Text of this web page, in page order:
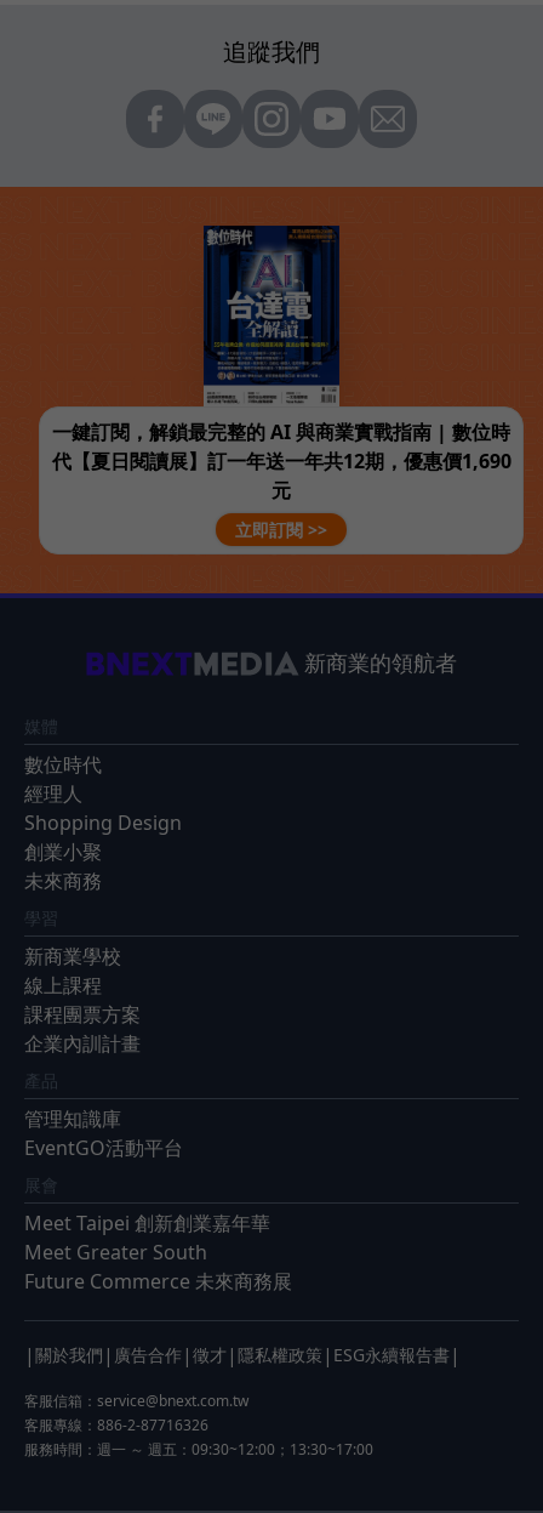
追蹤我們
一鍵訂閱，解鎖最完整的 AI 與商業實戰指南 | 數位時
代【夏日閱讀展】訂一年送一年共12期，優惠價1,690
元
立即訂閱 >>
新商業的領航者
媒體
數位時代
經理人
Shopping Design
創業小聚
未來商務
學習
新商業學校
線上課程
課程團票方案
企業內訓計畫
產品
管理知識庫
EventGO活動平台
展會
Meet Taipei 創新創業嘉年華
Meet Greater South
Future Commerce 未來商務展
| 關於我們 | 廣告合作 | 徵才 | 隱私權政策 | ESG永續報告書 |
客服信箱： service@bnext.com.tw
客服專線：886-2-87716326
服務時間：週一 ～ 週五：09:30~12:00；13:30~17:00